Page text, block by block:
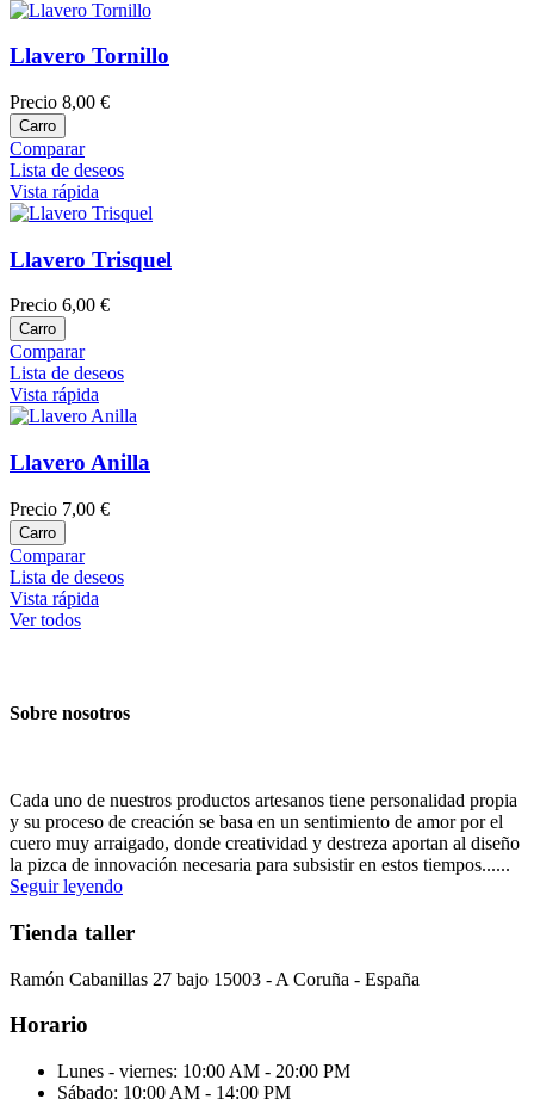
Llavero Tornillo
Precio 8,00 €
Carro
Comparar
Lista de deseos
Vista rápida
Llavero Trisquel
Precio 6,00 €
Carro
Comparar
Lista de deseos
Vista rápida
Llavero Anilla
Precio 7,00 €
Carro
Comparar
Lista de deseos
Vista rápida
Ver todos
Sobre nosotros
Cada uno de nuestros productos artesanos tiene personalidad propia
y su proceso de creación se basa en un sentimiento de amor por el
cuero muy arraigado, donde creatividad y destreza aportan al diseño
la pizca de innovación necesaria para subsistir en estos tiempos......
Seguir leyendo
Tienda taller
Ramón Cabanillas 27 bajo 15003 - A Coruña - España
Horario
Lunes - viernes: 10:00 AM - 20:00 PM
Sábado: 10:00 AM - 14:00 PM